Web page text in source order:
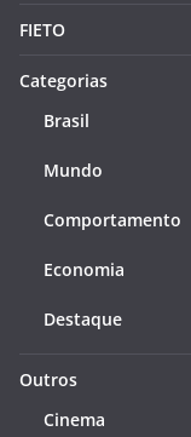
FIETO
Categorias
Brasil
Mundo
Comportamento
Economia
Destaque
Outros
Cinema